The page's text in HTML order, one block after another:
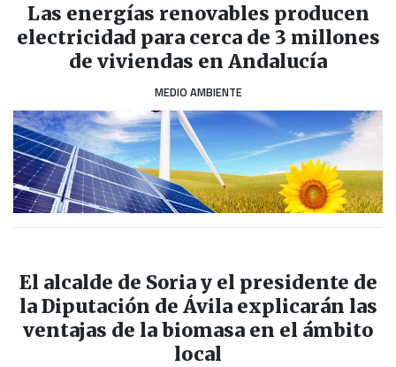
Las energías renovables producen
electricidad para cerca de 3 millones
de viviendas en Andalucía
MEDIO AMBIENTE
El alcalde de Soria y el presidente de
la Diputación de Ávila explicarán las
ventajas de la biomasa en el ámbito
local